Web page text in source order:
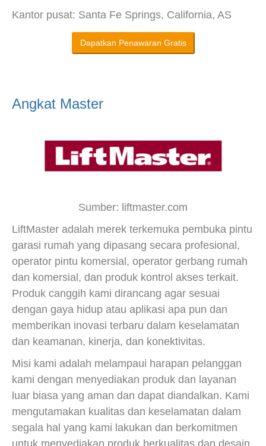
Kantor pusat: Santa Fe Springs, California, AS
Dapatkan Penawaran Gratis
Angkat Master
Sumber: liftmaster.com
LiftMaster adalah merek terkemuka pembuka pintu
garasi rumah yang dipasang secara profesional,
operator pintu komersial, operator gerbang rumah
dan komersial, dan produk kontrol akses terkait.
Produk canggih kami dirancang agar sesuai
dengan gaya hidup atau aplikasi apa pun dan
memberikan inovasi terbaru dalam keselamatan
dan keamanan, kinerja, dan konektivitas.
Misi kami adalah melampaui harapan pelanggan
kami dengan menyediakan produk dan layanan
luar biasa yang aman dan dapat diandalkan. Kami
mengutamakan kualitas dan keselamatan dalam
segala hal yang kami lakukan dan berkomitmen